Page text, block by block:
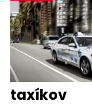
taxíkov